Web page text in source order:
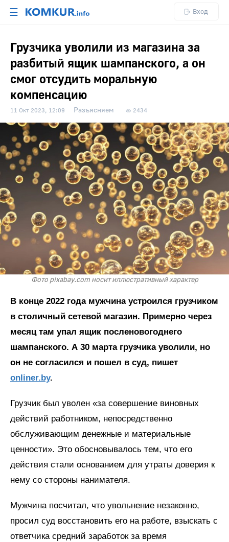
☰ Вход
Грузчика уволили из магазина за
разбитый ящик шампанского, а он
смог отсудить моральную
компенсацию
11 Окт 2023, 12:09 Разъясняем 2434
Фото pixabay.com носит иллюстративный характер
В конце 2022 года мужчина устроился грузчиком
в столичный сетевой магазин. Примерно через
месяц там упал ящик посленовогоднего
шампанского. А 30 марта грузчика уволили, но
он не согласился и пошел в суд, пишет
onliner.by.
Грузчик был уволен «за совершение виновных
действий работником, непосредственно
обслуживающим денежные и материальные
ценности». Это обосновывалось тем, что его
действия стали основанием для утраты доверия к
нему со стороны нанимателя.
Мужчина посчитал, что увольнение незаконно,
просил суд восстановить его на работе, взыскать с
ответчика средний заработок за время